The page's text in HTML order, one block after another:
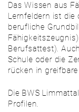
Das Wissen aus
Lernfeldern ist die
berufliche
Berufsattest).
Schule oder die
rücken in greifbare
Die BWS
Profilen.